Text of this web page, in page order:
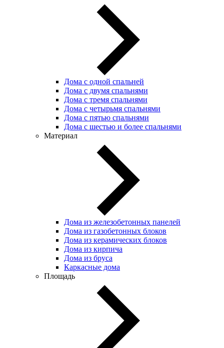
Дома с одной спальней
Дома с двумя спальнями
Дома с тремя спальнями
Дома с четырьмя спальнями
Дома с пятью спальнями
Дома с шестью и более спальнями
Материал
Дома из железобетонных панелей
Дома из газобетонных блоков
Дома из керамических блоков
Дома из кирпича
Дома из бруса
Каркасные дома
Площадь